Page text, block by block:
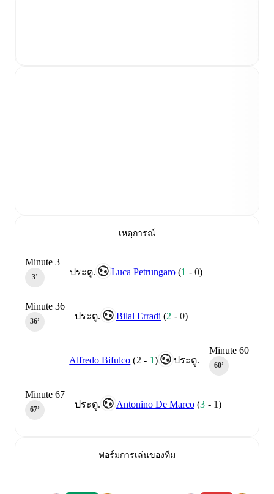
เหตุการณ์
ประตู. Luca Petrungaro (1 -0)
Minute 3
3‎’‎
ประตู. Bilal Erradi (2 -0)
Minute 36
36‎’‎
Minute 60
60‎’‎
ประตู.
Alfredo Bifulco (2 - 1)
ประตู. Antonino De Marco (3 - 1)
Minute 67
67‎’‎
ฟอร์มการเล่นของทีม